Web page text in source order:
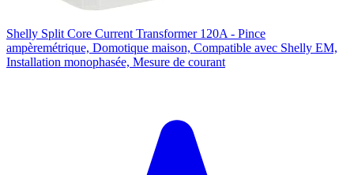
Shelly Split Core Current Transformer 120A - Pince
ampèremétrique, Domotique maison, Compatible avec Shelly EM,
Installation monophasée, Mesure de courant